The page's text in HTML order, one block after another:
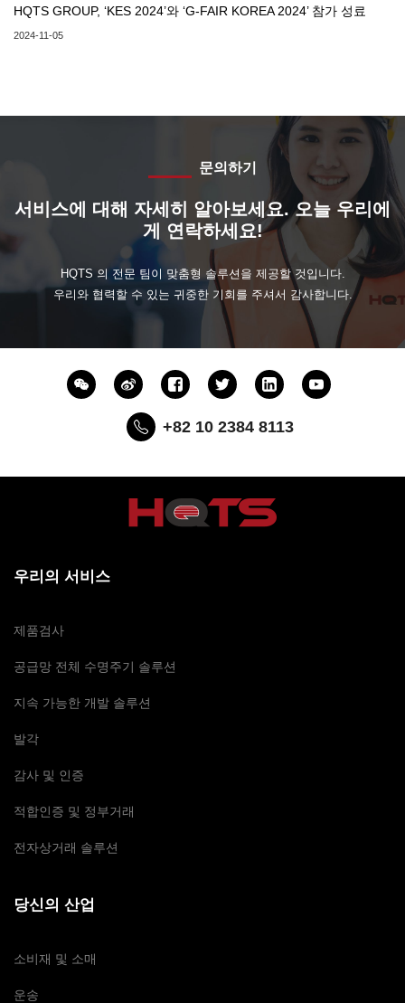
HQTS GROUP, ‘KES 2024’와 ‘G-FAIR KOREA 2024’ 참가 성료
2024-11-05
문의하기
서비스에 대해 자세히 알아보세요. 오늘 우리에
게 연락하세요!
HQTS 의 전문 팀이 맞춤형 솔루션을 제공할 것입니다.
우리와 협력할 수 있는 귀중한 기회를 주셔서 감사합니다.
+82 10 2384 8113
우리의 서비스
제품검사
공급망 전체 수명주기 솔루션
지속 가능한 개발 솔루션
발각
감사 및 인증
적합인증 및 정부거래
전자상거래 솔루션
당신의 산업
소비재 및 소매
운송